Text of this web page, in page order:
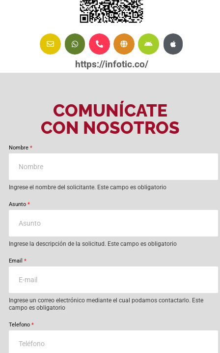
https://infotic.co/
COMUNÍCATE
CON NOSOTROS
Nombre *
Ingrese el nombre del solicitante. Este campo es obligatorio
Asunto *
Ingrese la descripción de la solicitud. Este campo es obligatorio
Email *
Ingrese un correo electrónico mediante el cual podamos contactarlo. Este
campo es obligatorio
Telefono *